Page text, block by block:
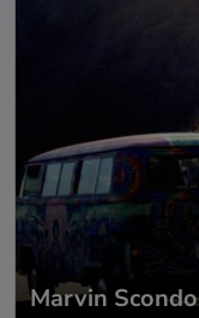
Marvin Scondo